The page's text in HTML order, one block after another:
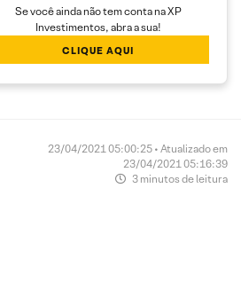
Se você ainda não tem conta na XP
Investimentos, abra a sua!
CLIQUE AQUI
23/04/2021 05:00:25 • Atualizado em
23/04/2021 05:16:39
3 minutos de leitura